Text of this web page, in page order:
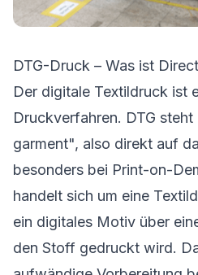
DTG-Druck – Was ist
Der digitale Textildruck ist
Druckverfahren. DTG
garment", also direkt auf
besonders bei Print-on-
handelt sich um eine
ein digitales Motiv über
den Stoff gedruckt wird.